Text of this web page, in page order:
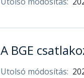
A BGE
Utolsó módosítás: